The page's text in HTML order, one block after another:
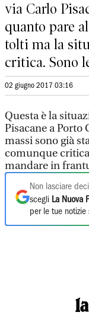
via Carlo
quanto pare
tolti ma la
critica. Sono
02 giugno 2017 03:16
Questa è la
Pisacane a
massi sono già
comunque
mandare in
Non lasciare
scegli La Nuova
per le tue notizie